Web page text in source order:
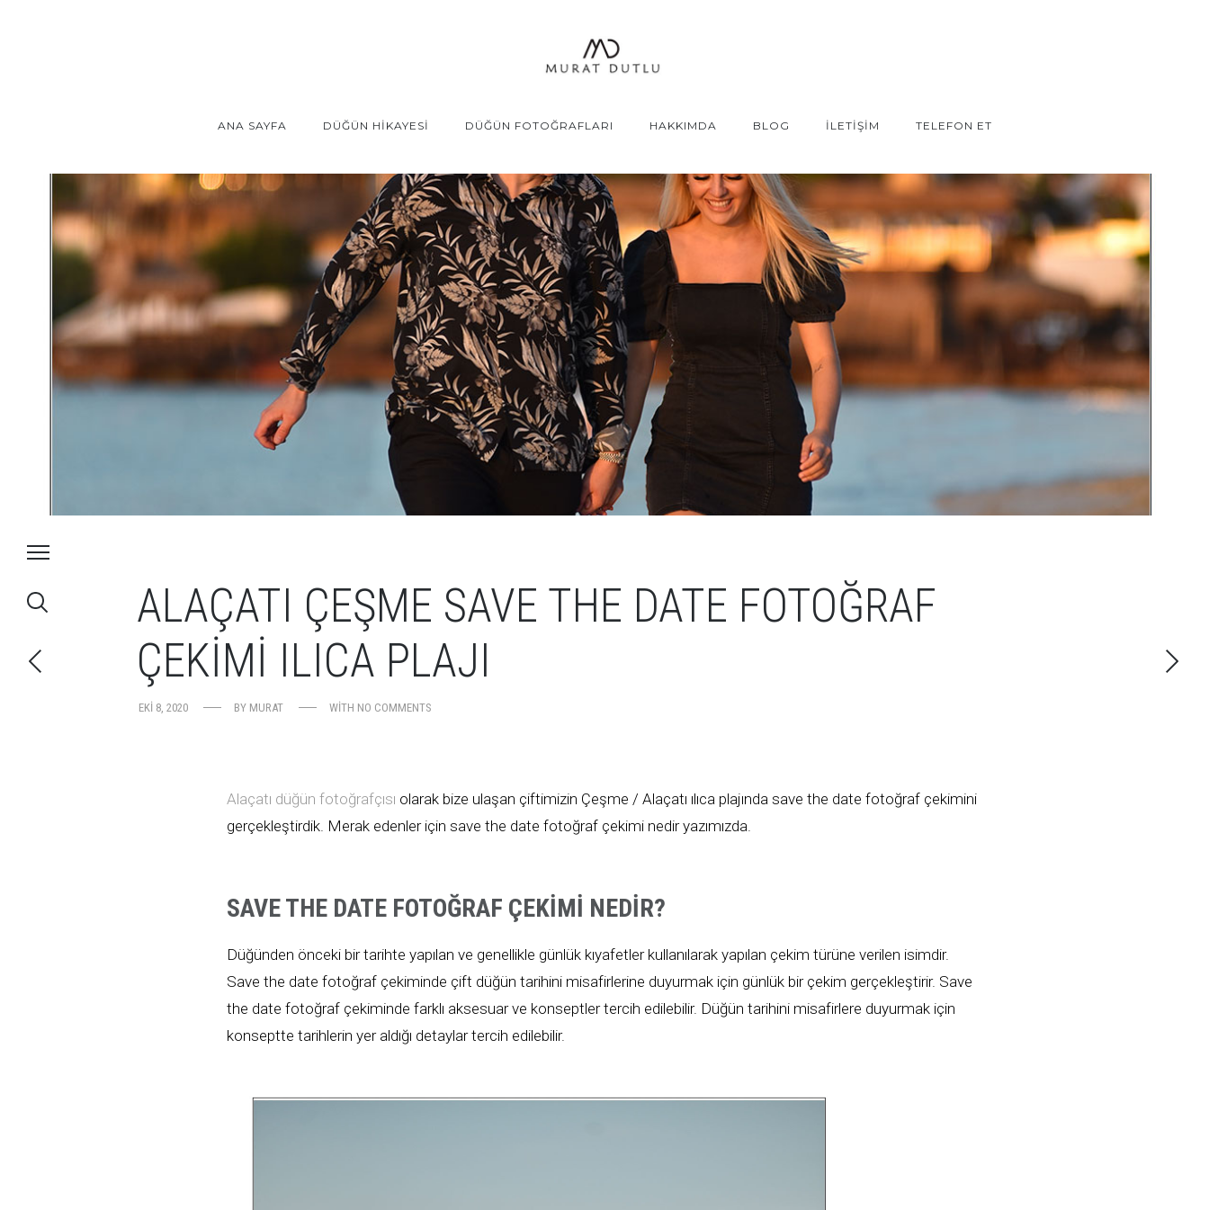
ANA SAYFA DÜĞÜN HİKAYESİ DÜĞÜN FOTOĞRAFLARI HAKKIMDA BLOG İLETİŞİM TELEFON ET
ALAÇATI ÇEŞME SAVE THE DATE FOTOĞRAF
ÇEKIMI ILICA PLAJI
EKI 8, 2020 BY MURAT WITH NO COMMENTS
Alaçatı düğün fotoğrafçısı olarak bize ulaşan çiftimizin Çeşme / Alaçatı ılıca plajında save the date fotoğraf çekimini
gerçekleştirdik. Merak edenler için save the date fotoğraf çekimi nedir yazımızda.
SAVE THE DATE FOTOĞRAF ÇEKIMI NEDIR?
Düğünden önceki bir tarihte yapılan ve genellikle günlük kıyafetler kullanılarak yapılan çekim türüne verilen isimdir.
Save the date fotoğraf çekiminde çift düğün tarihini misafirlerine duyurmak için günlük bir çekim gerçekleştirir. Save
the date fotoğraf çekiminde farklı aksesuar ve konseptler tercih edilebilir. Düğün tarihini misafirlere duyurmak için
konseptte tarihlerin yer aldığı detaylar tercih edilebilir.